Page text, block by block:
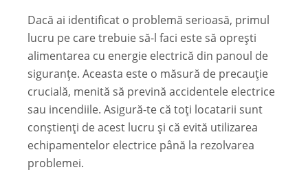
Dacă ai identificat o problemă serioasă, primul
lucru pe care trebuie să-l faci este să oprești
alimentarea cu energie electrică din panoul de
siguranțe. Aceasta este o măsură de precauție
crucială, menită să prevină accidentele electrice
sau incendiile. Asigură-te că toți locatarii sunt
conștienți de acest lucru și că evită utilizarea
echipamentelor electrice până la rezolvarea
problemei.